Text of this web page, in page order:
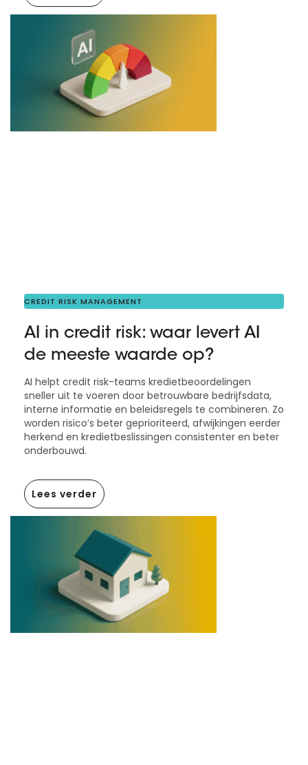
CREDIT RISK MANAGEMENT
AI in credit risk: waar levert AI
de meeste waarde op?
AI helpt credit risk-teams kredietbeoordelingen
sneller uit te voeren door betrouwbare bedrijfsdata,
interne informatie en beleidsregels te combineren. Zo
worden risico’s beter geprioriteerd, afwijkingen eerder
herkend en kredietbeslissingen consistenter en beter
onderbouwd.
Lees verder